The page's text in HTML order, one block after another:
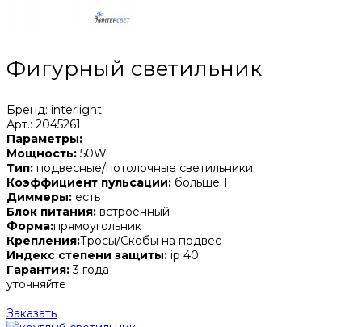
Фигурный светильник
Бренд: interlight
Арт.: 2045261
Параметры:
Мощность: 50W
Тип: подвесные/потолочные светильники
Коэффициент пульсации: больше 1
Диммеры: есть
Блок питания: встроенный
Форма:прямоугольник
Крепления:Тросы/Скобы на подвес
Индекс степени защиты: ip 40
Гарантия:3 года
уточняйте
Заказать